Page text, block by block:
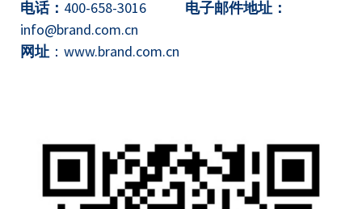
电话： 400-658-3016 电子邮件地址：
info@brand.com.cn
网址 ：www.brand.com.cn